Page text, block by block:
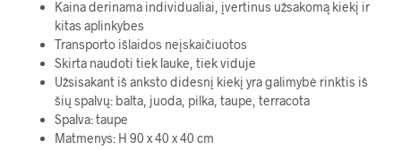
Kaina derinama individualiai, įvertinus užsakomą kiekį ir
kitas aplinkybes
Transporto išlaidos neįskaičiuotos
Skirta naudoti tiek lauke, tiek viduje
Užsisakant iš anksto didesnį kiekį yra galimybė rinktis iš
šių spalvų: balta, juoda, pilka, taupe, terracota
Spalva: taupe
Matmenys: H 90 x 40 x 40 cm